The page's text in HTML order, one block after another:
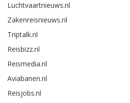
Luchtvaartnieuws.nl
Zakenreisnieuws.nl
Triptalk.nl
Reisbizz.nl
Reismedia.nl
Aviabanen.nl
Reisjobs.nl